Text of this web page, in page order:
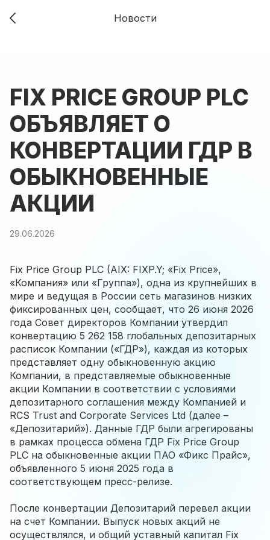
Новости
FIX PRICE GROUP PLC
ОБЪЯВЛЯЕТ О
КОНВЕРТАЦИИ ГДР В
ОБЫКНОВЕННЫЕ
АКЦИИ
29.06.2026
Fix Price Group PLC (AIX: FIXP.Y; «Fix Price»,
«Компания» или «Группа»), одна из крупнейших в
мире и ведущая в России сеть магазинов низких
фиксированных цен, сообщает, что 26 июня 2026
года Совет директоров Компании утвердил
конвертацию 5 262 158 глобальных депозитарных
расписок Компании («ГДР»), каждая из которых
представляет одну обыкновенную акцию
Компании, в представляемые обыкновенные
акции Компании в соответствии с условиями
депозитарного соглашения между Компанией и
RCS Trust and Corporate Services Ltd (далее –
«Депозитарий»). Данные ГДР были агрегированы
в рамках процесса обмена ГДР Fix Price Group
PLC на обыкновенные акции ПАО «Фикс Прайс»,
объявленного 5 июня 2025 года в
соответствующем пресс-релизе.
После конвертации Депозитарий перевел акции
на счет Компании. Выпуск новых акций не
осуществлялся, и общий уставный капитал Fix